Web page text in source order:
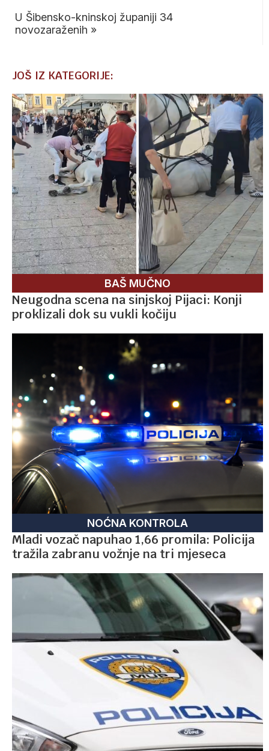
U Šibensko-kninskoj županiji 34
novozaraženih »
JOŠ IZ KATEGORIJE:
BAŠ MUČNO
Neugodna scena na sinjskoj Pijaci: Konji
proklizali dok su vukli kočiju
NOĆNA KONTROLA
Mladi vozač napuhao 1,66 promila: Policija
tražila zabranu vožnje na tri mjeseca